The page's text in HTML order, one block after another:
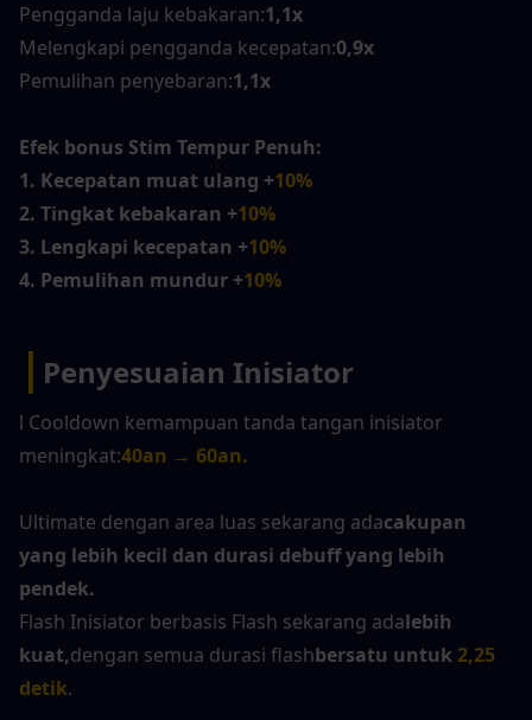
Pengganda laju kebakaran:1,1x
Melengkapi pengganda kecepatan:0,9x
Pemulihan penyebaran:1,1x
Efek bonus Stim Tempur Penuh:
1. Kecepatan muat ulang +10%
2. Tingkat kebakaran +10%
3. Lengkapi kecepatan +10%
4. Pemulihan mundur +10%
| Penyesuaian Inisiator
l Cooldown kemampuan tanda tangan inisiator
meningkat:40an → 60an.
Ultimate dengan area luas sekarang adacakupan
yang lebih kecil dan durasi debuff yang lebih
pendek.
Flash Inisiator berbasis Flash sekarang adalebih
kuat,dengan semua durasi flashbersatu untuk 2,25
detik.